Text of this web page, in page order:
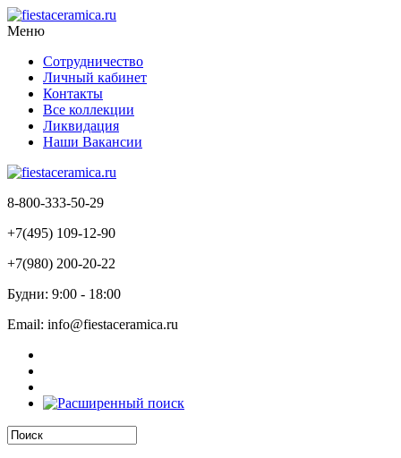
Меню
Сотрудничество
Личный кабинет
Контакты
Все коллекции
Ликвидация
Наши Вакансии
8-800-333-50-29
+7(495) 109-12-90
+7(980) 200-20-22
Будни: 9:00 - 18:00
Email: info@fiestaceramica.ru